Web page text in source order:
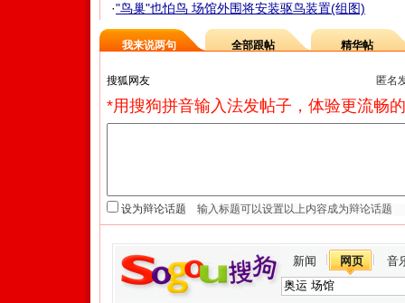
·"鸟巢"也怕鸟 场馆外围将安装驱鸟装置(组图)
我来说两句 全部跟帖 精华帖
匿名
*用搜狗拼音输入法发帖子，体验更流畅
设为辩论话题
新闻 网页 音